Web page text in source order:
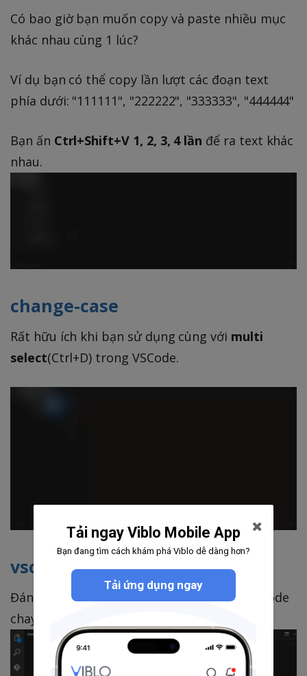
Có bao giờ bạn muốn copy và paste nhiều mục
khác nhau cùng 1 lúc?
Ví dụ bạn có thể copy lần lượt các đoạn text
phía dưới: "111111", "222222", "333333", "444444"
Bạn ấn Ctrl+Shift+V 1, 2, 3, 4 lần để ra text khác
nhau.
change-case
Rất hữu ích khi bạn sử dụng cùng với multi
select(Ctrl+D) trong VSCode.
vscode-input-sequence
Đánh số thứ tự dành cho những bạn thích code
chay.
Tải ngay Viblo Mobile App
Bạn đang tìm cách khám phá Viblo dễ dàng hơn?
Tải ứng dụng ngay